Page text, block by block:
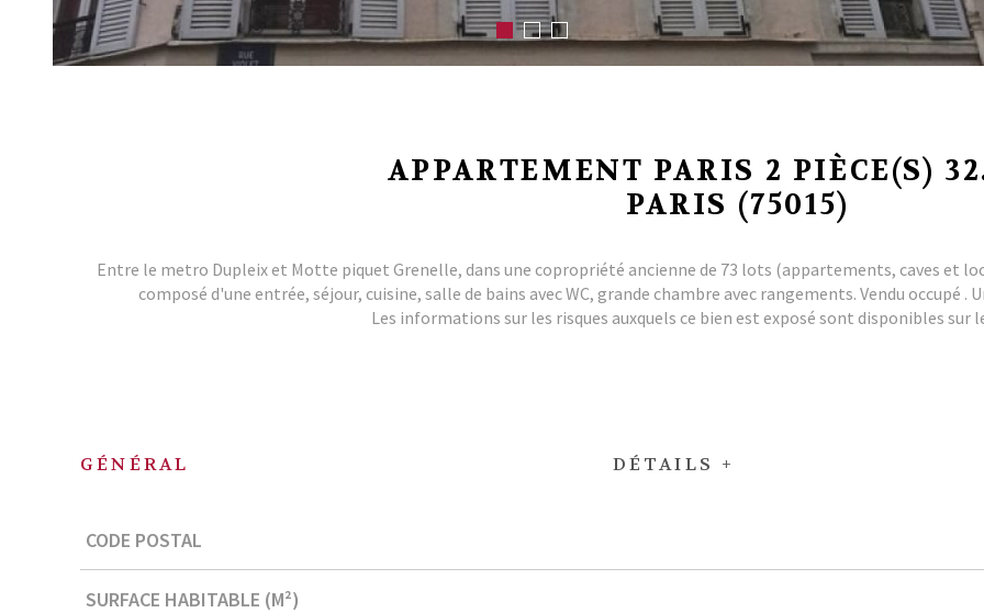
APPARTEMENT PARIS 2 PIÈCE(S)
PARIS (75015)
Entre le metro Dupleix et Motte piquet Grenelle, dans une copropriété ancienne de 73 lots (appartements, caves et
composé d'une entrée, séjour, cuisine, salle de bains avec WC, grande chambre avec rangements. Vendu occupé .
Les informations sur les risques auxquels ce bien est exposé sont disponibles sur
GÉNÉRAL DÉTAILS +
Caractérisque
CODE POSTAL
SURFACE HABITABLE (M²)